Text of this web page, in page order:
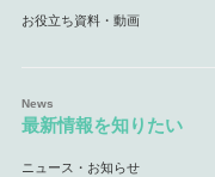
お役立ち資料・動画
最新情報を知りたい
ニュース・お知らせ